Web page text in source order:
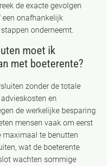
de exacte gevolgen
onafhankelijk
onderneemt.
moet ik
met boeterente?
zonder de totale
en
de werkelijke besparing
mensen vaak om eerst
te benutten
wat de boeterente
wachten sommige